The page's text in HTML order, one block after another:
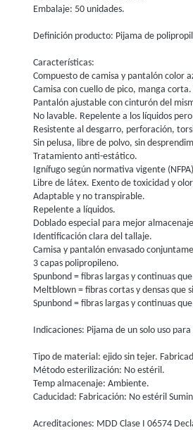
Embalaje: 50 unidades.
Definición producto: Pijama de
Características:
Compuesto de camisa y pantalón color
Camisa con cuello de pico, manga
Pantalón ajustable con cinturón del
No lavable. Repelente a los líquidos
Resistente al desgarro, perforación,
Sin pelusa, libre de polvo, sin
Tratamiento anti-estático.
Ignífugo según normativa vigente
Libre de látex. Exento de toxicidad y
Adaptable y no transpirable.
Repelente a líquidos.
Doblado especial para mejor
Identificación clara del tallaje.
Camisa y pantalón envasado
3 capas polipropileno.
Spunbond = fibras largas y continuas
Meltblown = fibras cortas y densas que
Spunbond = fibras largas y continuas
Indicaciones: Pijama de un solo uso
Tipo de material: ejido sin tejer.
Método esterilización: No estéril.
Temp almacenaje: Ambiente.
Caducidad: Fabricación: No estéril
Acreditaciones: MDD Clase I 06574